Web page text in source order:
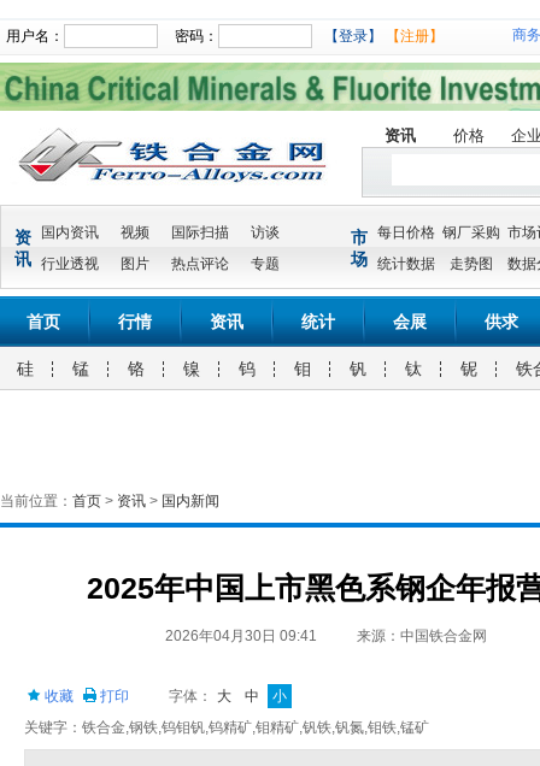
用户名： 密码： 【登录】 【注册】 商
资讯 价格 企
资
讯
国内资讯 视频 国际扫描
访谈
行业透视
图片 热点评论 专题
市
场
每日价格 钢厂采购 市场
统计数据
走势图 数据
首页 行情 资讯 统计 会展 供求
硅 锰 铬 镍 钨 钼 钒 钛 铌 铁
当前位置： 首页 > 资讯 > 国内新闻
2025年中国上市黑色系钢企年报
2026年04月30日 09:41 来源：中国铁合金网
收藏 打印 字体： 大 中
小
关键字：铁合金,钢铁,钨钼钒,钨精矿,钼精矿,钒铁,钒氮,钼铁,锰矿